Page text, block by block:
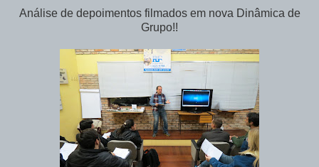
Análise de depoimentos filmados em nova Dinâmica de
Grupo!!